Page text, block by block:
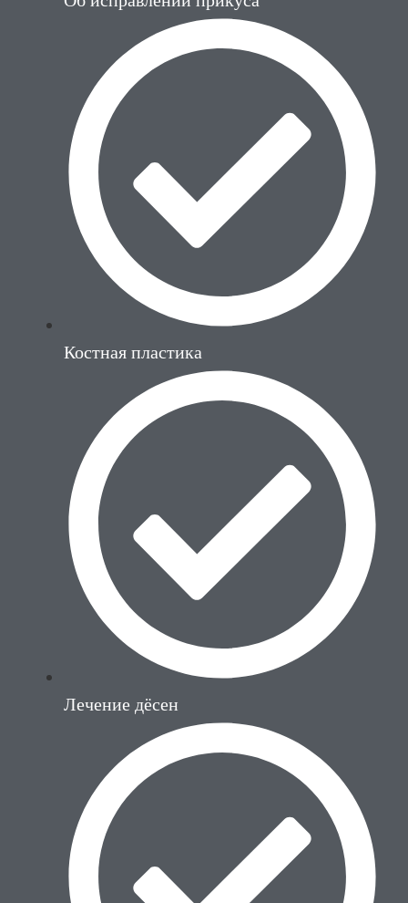
Костная пластика
Лечение дёсен